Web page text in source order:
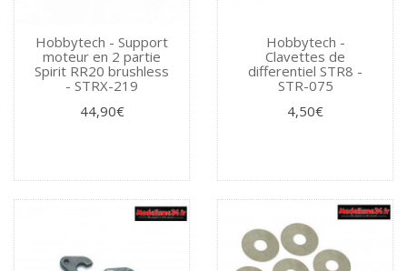
Hobbytech - Support
moteur en 2 partie
Spirit RR20 brushless
- STRX-219
44,90€
Hobbytech -
Clavettes de
differentiel STR8 -
STR-075
4,50€